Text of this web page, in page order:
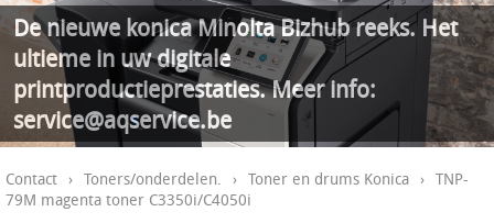
De nieuwe konica Minolta Bizhub reeks. Het
ultieme in uw digitale
printproductieprestaties. Meer info:
service@aqservice.be
Contact › Toners/onderdelen. › Toner en drums Konica › TNP-
79M magenta toner C3350i/C4050i